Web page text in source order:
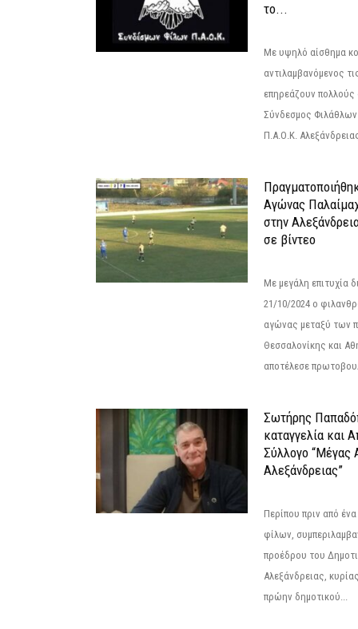
το...
Με υψηλό αίσθημα
αντιλαμβανόμενος
επηρεάζουν πολλούς
Σύνδεσμος
Π.Α.Ο.Κ.
Αγώνας
στην
σε βίντεο
Με μεγάλη επιτυχία
21/10/2024 ο
αγώνας μεταξύ των
Θεσσαλονίκης και
αποτέλεσε
Σωτήρης
καταγγελία και
Σύλλογο “Μέγας
Αλεξάνδρειας”
Περίπου πριν από
φίλων,
προέδρου του
Αλεξάνδρειας,
πρώην δημοτικού...